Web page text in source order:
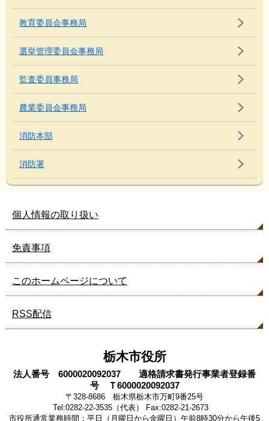
教育委員会事務局
選挙管理委員会事務局
監査委員事務局
農業委員会事務局
消防本部
消防署
個人情報の取り扱い
免責事項
このホームページについて
RSS配信
栃木市役所
法人番号 6000020092037 適格請求書発行事業者登録番
号 Ｔ6000020092037
〒328-8686 栃木県栃木市万町9番25号
Tel:0282-22-3535（代表） Fax:0282-21-2673
市役所通常業務時間：平日（月曜日から金曜日）午前8時30分から午後5